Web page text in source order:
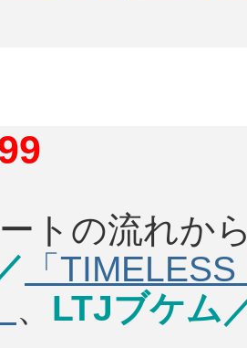
トの流れか
「TIMELESS
、 LTJブケム